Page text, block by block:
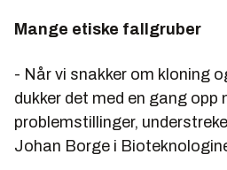
Mange etiske fallgruber
- Når vi snakker om kloning
dukker det med en gang opp
problemstillinger,
Johan Borge i